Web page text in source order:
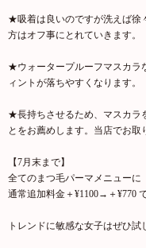
★吸着は良いのですが洗えば徐
方はオフ事にとれていきます。
★ウォータープルーフマスカラ
ィントが落ちやすくなります。
★長持ちさせるため、マスカラ
とをお薦めします。当店でお取
【7月末まで】
全てのまつ毛パーマメニューに
通常追加料金＋¥1100→＋¥770
トレンドに敏感な女子はぜひ試